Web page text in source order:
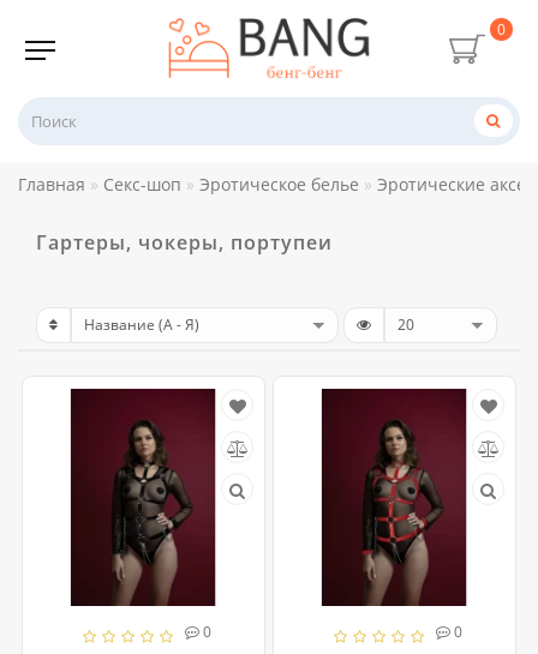
0
Главная Секс-шоп Эротическое белье Эротические
Гартеры, чокеры, портупеи
0 0